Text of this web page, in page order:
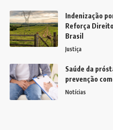
Indenização
Reforça
Brasil
Justiça
Saúde da
prevenção
Notícias